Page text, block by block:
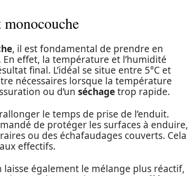
, il est fondamental de prendre en
effet, la température et l’humidité
final. L’idéal se situe entre 5°C et
nécessaires lorsque la température
ou d’un séchagetrop rapide.
le temps de prise de l’enduit.
de protéger les surfaces à enduire,
ou des échafaudages couverts. Cela
effectifs.
laisse également le mélange plus réactif,